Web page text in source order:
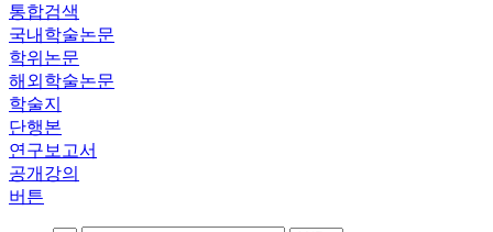
통합검색
국내학술논문
학위논문
해외학술논문
학술지
단행본
연구보고서
공개강의
버튼